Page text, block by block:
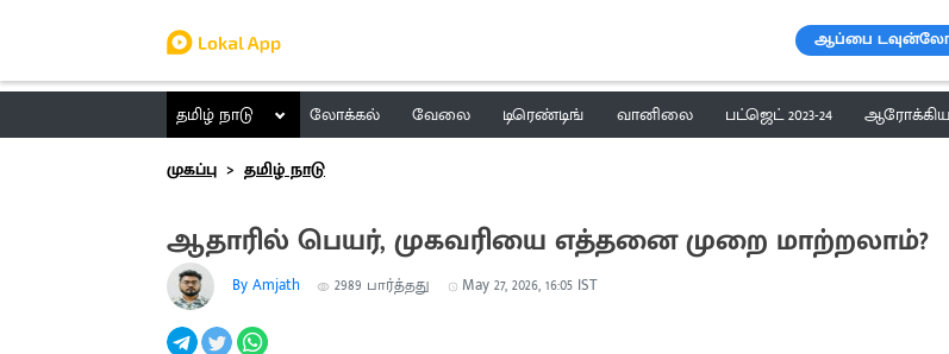
ஆப்பை
தமிழ் நாடு லோக்கல் வேலை டிரெண்டிங் வானிலை பட்ஜெட் 2023-24
முகப்பு
தமிழ் நாடு
ஆதாரில் பெயர், முகவரியை எத்தனை முறை மாற்றலாம்?
By Amjath 2989 பார்த்தது May 27, 2026, 16:05 IST